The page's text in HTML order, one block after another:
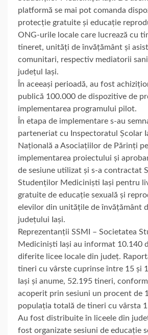
platformă se mai pot comanda
protecție gratuite și educație
ONG-urile locale care lucrează cu
tineret, unități de învățământ și
comunitari, respectiv mediatorii
județul Iași.
În aceeași perioadă, au fost
publică 100.000 de dispozitive de
implementarea programului pilot.
În etapa de implementare s-au
parteneriat cu Inspectoratul Școlar
Națională a Asociațiilor de Părinți
implementarea proiectului și
de sesiune utilizat și s-a contractat
Studenților Mediciniști Iași pentru
gratuite de educație sexuală și
elevilor din unitățile de învățământ
județului Iași.
Reprezentanții SSMI – Societatea
Mediciniști Iași au informat 10.140
diferite licee locale din județ.
tineri cu vârste cuprinse între 15 și
Iași și anume, 52.195 tineri,
acoperit prin sesiuni un procent de
populația totală de tineri cu vârsta
Au fost distribuite în liceele din
fost organizate sesiuni de educație